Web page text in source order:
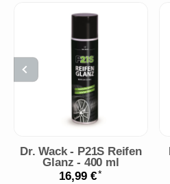
Dr. Wack - P21S Reifen
Glanz - 400 ml
16,99 €*